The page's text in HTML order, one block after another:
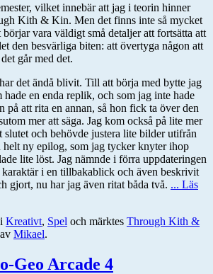
vilket innebär att jag i teorin hinner
Kith & Kin. Men det finns inte så mycket
vara väldigt små detaljer att fortsätta att
den besvärliga biten: att övertyga någon att
går med det.
det ändå blivit. Till att börja med bytte jag
hade en enda replik, och som jag inte hade
på att rita en annan, så hon fick ta över den
mer att säga. Jag kom också på lite mer
slutet och behövde justera lite bilder utifrån
helt ny epilog, som jag tycker knyter ihop
lite löst. Jag nämnde i förra uppdateringen
i en tillbakablick och även beskrivit
gjort, nu har jag även ritat båda två. ... Läs
Kreativt, Spel och märktes Through Kith &
av Mikael.
Geo Arcade 4